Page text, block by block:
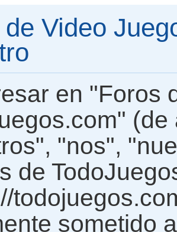
Video
en "Foros
"nos",
de
sometido